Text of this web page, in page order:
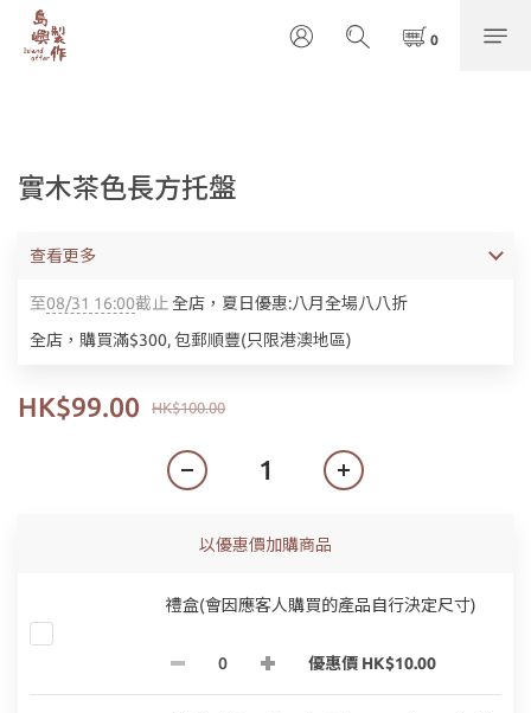
實木茶色長方托盤
至08/31 16:00截止全店，夏日優惠:八月全場八八折
全店，購買滿$300, 包郵順豐(只限港澳地區)
查看更多
HK$100.00
HK$99.00
以優惠價加購商品
禮盒(會因應客人購買的產品自行決定尺寸)
優惠價 HK$10.00